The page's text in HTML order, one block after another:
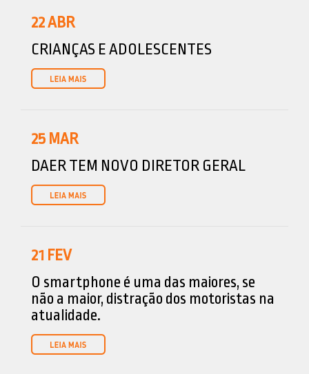
22ABR
CRIANÇAS E ADOLESCENTES
25 MAR
DAER TEM NOVO DIRETOR GERAL
21 FEV
O smartphone é uma das maiores, se
não a maior, distração dos motoristas na
atualidade.